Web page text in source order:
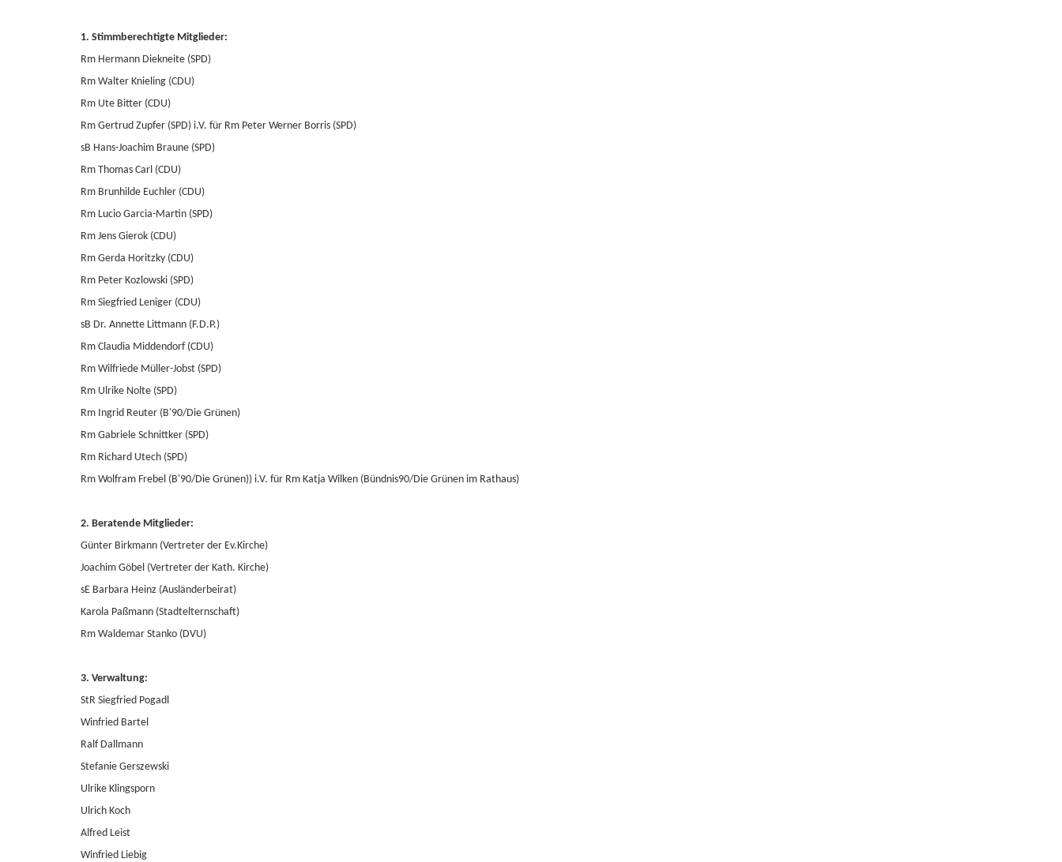
1. Stimmberechtigte Mitglieder:
Rm Hermann Diekneite (SPD)
Rm Walter Knieling (CDU)
Rm Ute Bitter (CDU)
Rm Gertrud Zupfer (SPD) i.V. für Rm Peter Werner Borris (SPD)
sB Hans-Joachim Braune (SPD)
Rm Thomas Carl (CDU)
Rm Brunhilde Euchler (CDU)
Rm Lucio Garcia-Martin (SPD)
Rm Jens Gierok (CDU)
Rm Gerda Horitzky (CDU)
Rm Peter Kozlowski (SPD)
Rm Siegfried Leniger (CDU)
sB Dr. Annette Littmann (F.D.P.)
Rm Claudia Middendorf (CDU)
Rm Wilfriede Müller-Jobst (SPD)
Rm Ulrike Nolte (SPD)
Rm Ingrid Reuter (B'90/Die Grünen)
Rm Gabriele Schnittker (SPD)
Rm Richard Utech (SPD)
Rm Wolfram Frebel (B'90/Die Grünen)) i.V. für Rm Katja Wilken (Bündnis90/Die Grünen im Rathaus)
2. Beratende Mitglieder:
Günter Birkmann (Vertreter der Ev.Kirche)
Joachim Göbel (Vertreter der Kath. Kirche)
sE Barbara Heinz (Ausländerbeirat)
Karola Paßmann (Stadtelternschaft)
Rm Waldemar Stanko (DVU)
3. Verwaltung:
StR Siegfried Pogadl
Winfried Bartel
Ralf Dallmann
Stefanie Gerszewski
Ulrike Klingsporn
Ulrich Koch
Alfred Leist
Winfried Liebig